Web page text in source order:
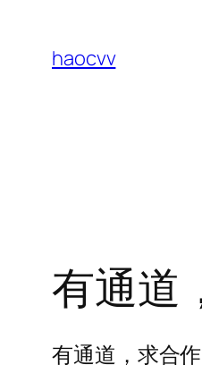
haocvv
有通道
有通道，求合作